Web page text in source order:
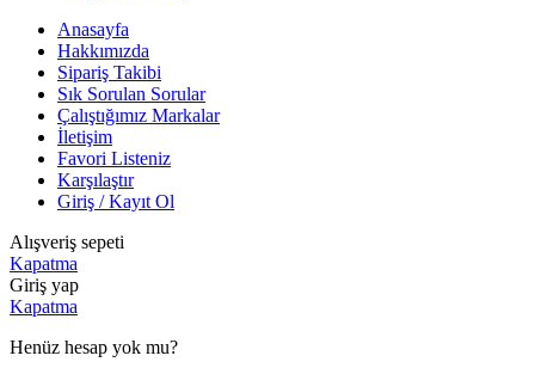
Anasayfa
Hakkımızda
Sipariş Takibi
Sık Sorulan Sorular
Çalıştığımız Markalar
İletişim
Favori Listeniz
Karşılaştır
Giriş / Kayıt Ol
Alışveriş sepeti
Kapatma
Giriş yap
Kapatma
Henüz hesap yok mu?